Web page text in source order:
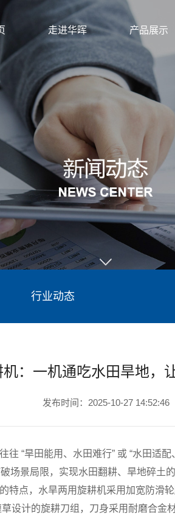
走进华晖 产品展示
行业动态
：一机通吃水田旱地，
发布时间：2025-10-27 14:52:46
“旱田能用、水田难行” 或 “水田适
场景局限，实现水田翻耕、旱地碎土
点，水旱两用旋耕机采用加宽防滑
设计的旋耕刀组，刀身采用耐磨合